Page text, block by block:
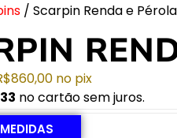
/ Scarpin Renda e Pérola
860,00 no pix
no cartão sem juros.